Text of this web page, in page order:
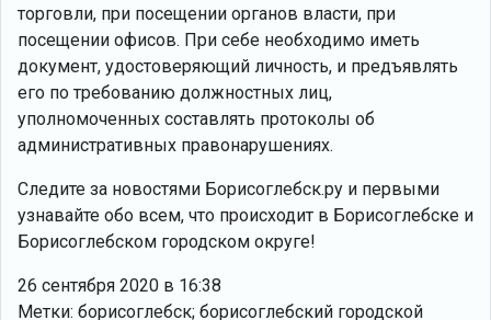
торговли, при посещении органов власти, при
посещении офисов. При себе необходимо иметь
документ, удостоверяющий личность, и предъявлять
его по требованию должностных лиц,
уполномоченных составлять протоколы об
административных правонарушениях.
Следите за новостями Борисоглебск.ру и первыми
узнавайте обо всем, что происходит в Борисоглебске и
Борисоглебском городском округе!
26 сентября 2020 в 16:38
Метки: борисоглебск; борисоглебский городской